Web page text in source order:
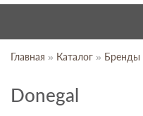
Главная » Каталог » Бренды
Donegal